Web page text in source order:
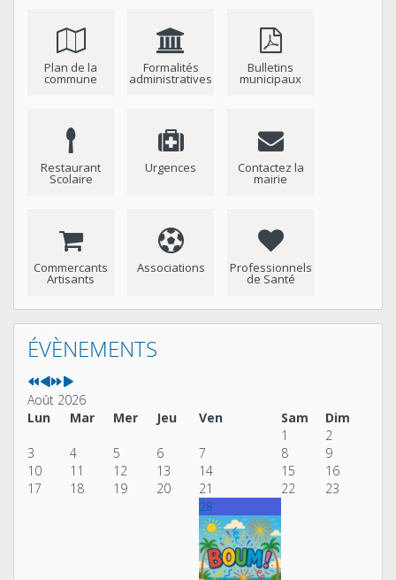
Plan de la
commune
Formalités
administratives
Bulletins
municipaux
Restaurant
Scolaire
Urgences Contactez la
mairie
Commercants
Artisants
Associations Professionnels
de Santé
ÉVÈNEMENTS
Année
précédente
Mois
précédent
Année
suivante
Mois
suivant
Août 2026
Lun
Mar Mer Jeu Ven Sam
Dim
1
2
3
4 5 6 7 8
9
10
11 12 13 14 15
16
17
18 19 20 21 22 23
28